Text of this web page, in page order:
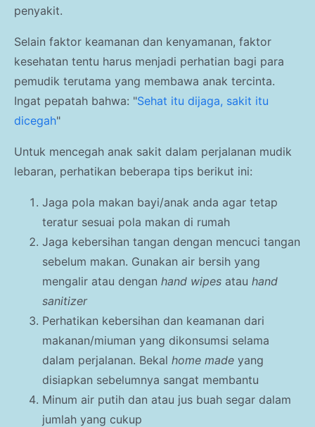
penyakit.
Selain faktor keamanan dan kenyamanan, faktor
kesehatan tentu harus menjadi perhatian bagi para
pemudik terutama yang membawa anak tercinta.
Ingat pepatah bahwa: "Sehat itu dijaga, sakit itu
dicegah"
Untuk mencegah anak sakit dalam perjalanan mudik
lebaran, perhatikan beberapa tips berikut ini:
Jaga pola makan bayi/anak anda agar tetap
teratur sesuai pola makan di rumah
Jaga kebersihan tangan dengan mencuci tangan
sebelum makan. Gunakan air bersih yang
mengalir atau dengan hand wipes atau hand
sanitizer
Perhatikan kebersihan dan keamanan dari
makanan/miuman yang dikonsumsi selama
dalam perjalanan. Bekal home made yang
disiapkan sebelumnya sangat membantu
Minum air putih dan atau jus buah segar dalam
jumlah yang cukup